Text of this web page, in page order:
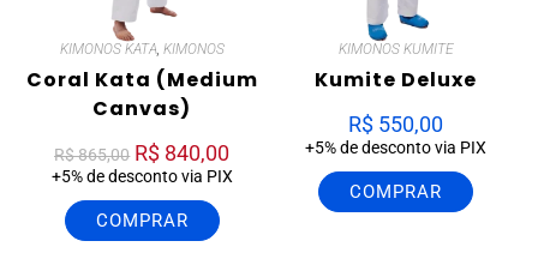
KIMONOS KATA KIMONOS
Coral Kata (Medium
Canvas)
R$865,00 R$ 840,00
+5% de desconto via PIX
COMPRAR
KIMONOS KUMITE
Kumite Deluxe
R$ 550,00
+5% de desconto via PIX
COMPRAR